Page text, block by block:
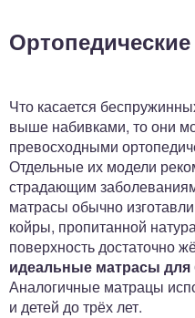
Что касается
выше набивками, то они
превосходными
Отдельные их модели
страдающим
матрасы обычно
койры, пропитанной
поверхность достаточно
идеальные матрасы
Аналогичные матрацы
и детей до трёх лет.